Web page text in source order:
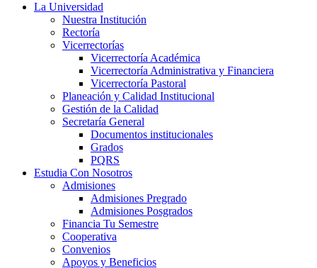
La Universidad
Nuestra Institución
Rectoría
Vicerrectorías
Vicerrectoría Académica
Vicerrectoría Administrativa y Financiera
Vicerrectoría Pastoral
Planeación y Calidad Institucional
Gestión de la Calidad
Secretaría General
Documentos institucionales
Grados
PQRS
Estudia Con Nosotros
Admisiones
Admisiones Pregrado
Admisiones Posgrados
Financia Tu Semestre
Cooperativa
Convenios
Apoyos y Beneficios